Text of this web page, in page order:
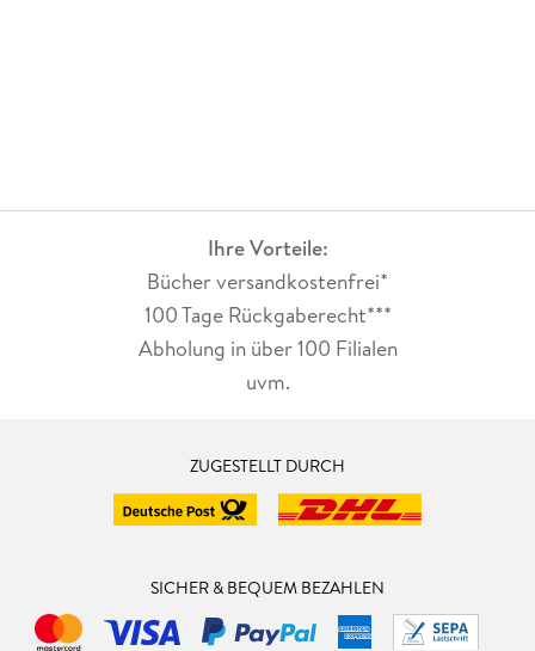
Ihre Vorteile:
Bücher versandkostenfrei*
100 Tage Rückgaberecht***
Abholung in über 100 Filialen
uvm.
ZUGESTELLT DURCH
SICHER & BEQUEM BEZAHLEN